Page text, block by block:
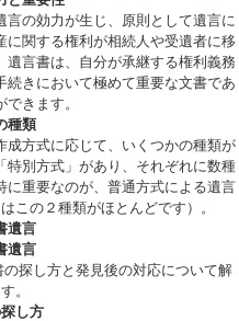
の効力が生じ、原則として遺言に
関する権利が相続人や受遺者に移
言書は、自分が承継する権利義務
きにおいて極めて重要な文書であ
きます。
種類
方式に応じて、いくつかの種類が
別方式」があり、それぞれに数種
重要なのが、普通方式による遺言
この２種類がほとんどです）。
遺言
遺言
探し方と発見後の対応について解
。
し方